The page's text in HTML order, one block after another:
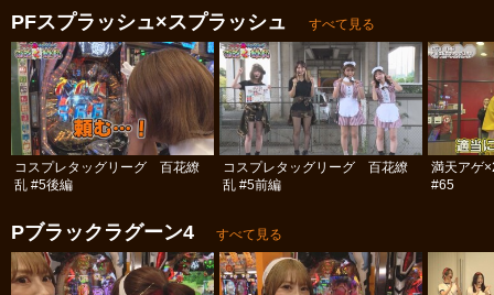
PFスプラッシュ×スプラッシュ すべて見る
コスプレタッグリーグ 百花繚
乱 #5後編
コスプレタッグリーグ 百花繚
乱 #5前編
満天アゲ
#65
Pブラックラグーン4 すべて見る